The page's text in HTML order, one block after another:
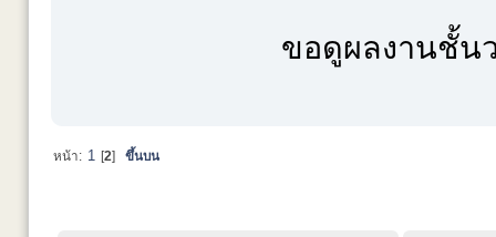
ขอดูผลงานชั้น
หน้า: 1 [2] ขึ้นบน